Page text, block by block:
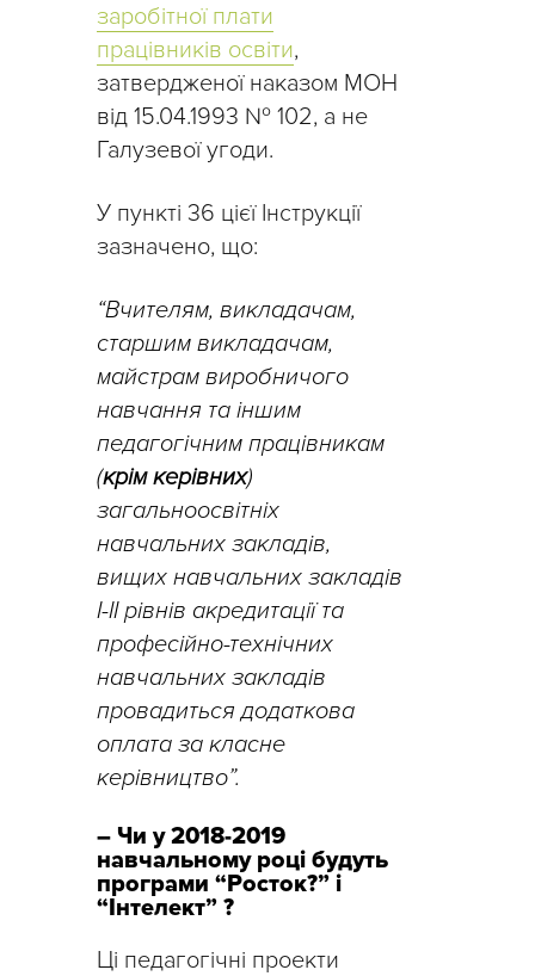
заробітної плати
працівників освіти,
затвердженої наказом МОН
від 15.04.1993 № 102, а не
Галузевої угоди.
У пункті 36 цієї Інструкції
зазначено, що:
“Вчителям, викладачам,
старшим викладачам,
майстрам виробничого
навчання та іншим
педагогічним працівникам
(крім керівних)
загальноосвітніх
навчальних закладів,
вищих навчальних закладів
I-II рівнів акредитації та
професійно-технічних
навчальних закладів
провадиться додаткова
оплата за класне
керівництво”.
– Чи у 2018-2019
навчальному році будуть
програми “Росток?” і
“Інтелект” ?
Ці педагогічні проекти